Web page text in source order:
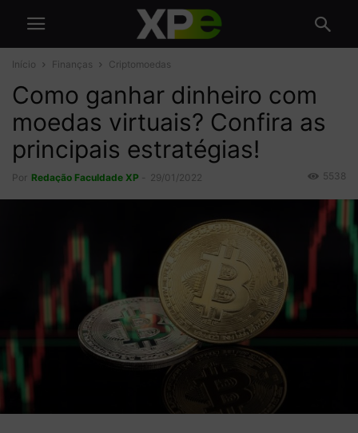
Início Finanças Criptomoedas
Como ganhar dinheiro com
moedas virtuais? Confira as
principais estratégias!
Por Redação Faculdade XP 29/01/2022 5538